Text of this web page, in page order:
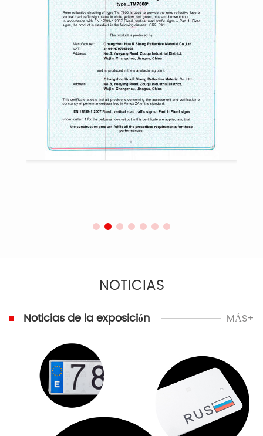
NOTICIAS
Noticias de la exposición MÁS+